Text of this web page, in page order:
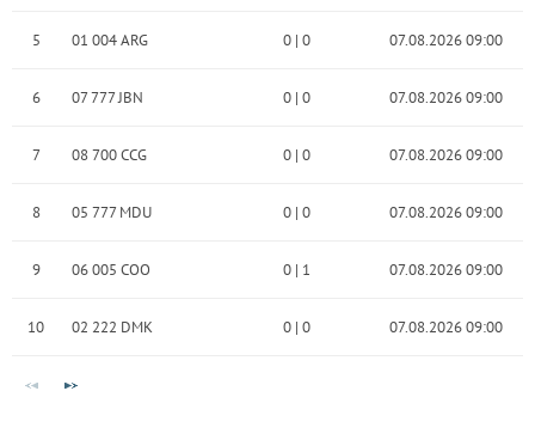
5 01 004 ARG 0| 0 07.08.2026 09:00
6 07 777 JBN 0| 0 07.08.2026 09:00
7 08 700 CCG 0| 0 07.08.2026 09:00
8 05 777 MDU 0| 0 07.08.2026 09:00
9 06 005 COO 0| 1 07.08.2026 09:00
10 02 222 DMK 0| 0 07.08.2026 09:00